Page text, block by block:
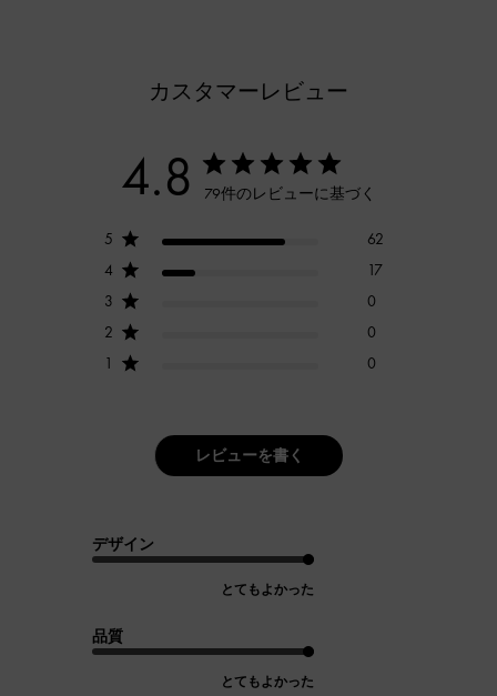
カスタマーレビュー
4.8 79件のレビューに基づく
5
62
4
17
3
0
2
0
1
0
レビューを書く
デザイン
とてもよかった
品質
とてもよかった